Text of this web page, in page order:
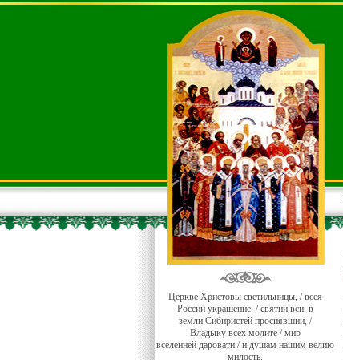
Церкве Христовы светильницы, / всея
России украшение, / святии вси, в
земли Сибиристей просиявшии, /
Владыку всех молите / мир
вселенней даровати / и душам нашим велию
милость.